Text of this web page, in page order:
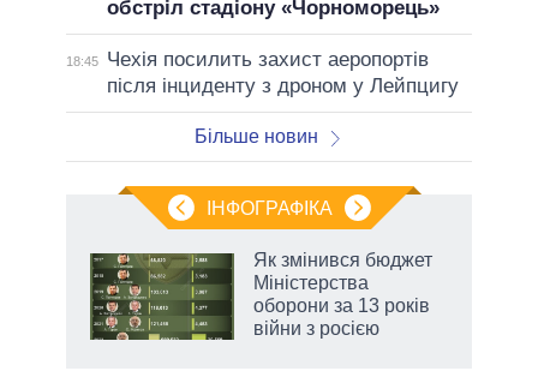
обстріл стадіону «Чорноморець»
18:45
Чехія посилить захист аеропортів
після інциденту з дроном у Лейпцигу
Більше новин
ІНФОГРАФІКА
Як змінився бюджет
Міністерства
оборони за 13 років
війни з росією